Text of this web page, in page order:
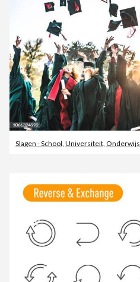
Slagen - School, Universiteit, Onderwijs